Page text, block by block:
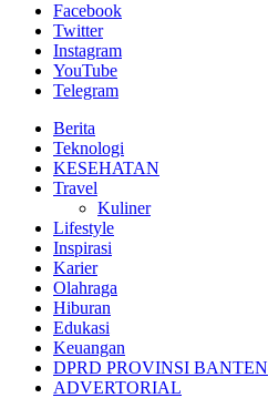
Facebook
Twitter
Instagram
YouTube
Telegram
Berita
Teknologi
KESEHATAN
Travel
Kuliner
Lifestyle
Inspirasi
Karier
Olahraga
Hiburan
Edukasi
Keuangan
DPRD PROVINSI BANTEN
ADVERTORIAL